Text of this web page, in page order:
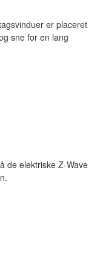
er placeret
sne for en lang
de elektriske Z-Wave